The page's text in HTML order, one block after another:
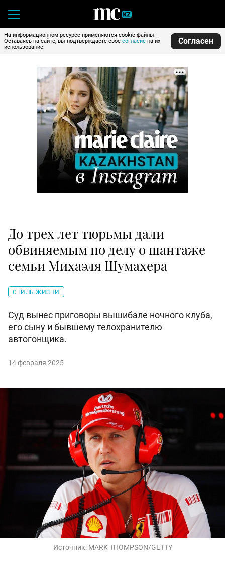
На информационном ресурсе применяются cookie-файлы.
Оставаясь на сайте, вы подтверждаете свое согласие на их
использование.
Согласен
До трех лет тюрьмы дали
обвиняемым по делу о шантаже
семьи Михаэля Шумахера
СТИЛЬ ЖИЗНИ
Суд вынес приговоры вышибале ночного клуба,
его сыну и бывшему телохранителю
автогонщика.
14 февраля 2025
Источник: MARK THOMPSON/GETTY